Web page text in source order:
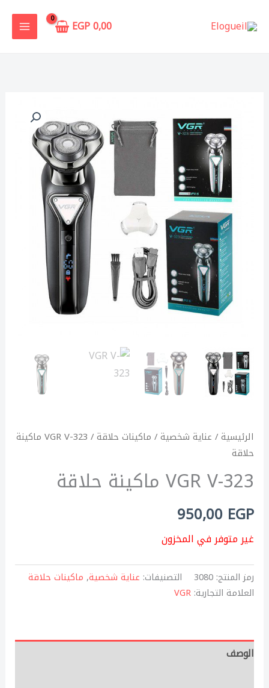
إلى
0,00
EGP
الرئيسية/ عناية شخصية/ ماكينات حلاقة
/ VGR V-323 ماكينة
حلاقة
VGR V-323 ماكينة حلاقة
950,00 EGP
غير متوفر في المخزون
رمز المنتج: 3080 التصنيفات: عناية شخصية, ماكينات حلاقة
العلامة التجارية: VGR
الوصف